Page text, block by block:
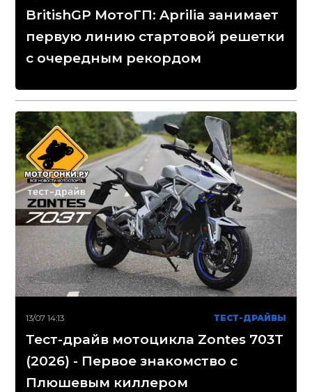
BritishGP МотоГП: Aprilia занимает
первую линию стартовой решетки
с очередным рекордом
13/07 14:13 ТЕСТ-ДРАЙВЫ
Тест-драйв мотоцикла Zontes 703T
(2026) - Первое знакомство с
Плюшевым киллером